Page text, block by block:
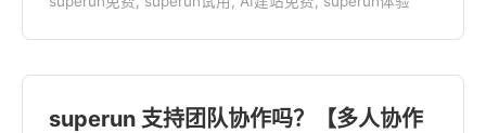
superun 支持团队协作吗？【多人协作